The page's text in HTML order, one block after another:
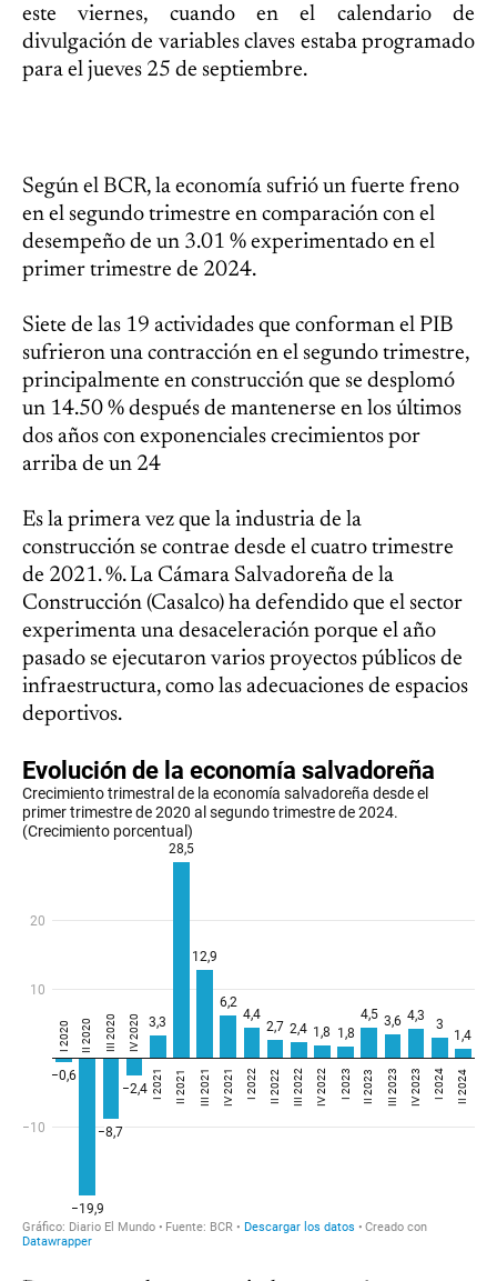
este viernes, cuando en el calendario de
divulgación de variables claves estaba programado
para el jueves 25 de septiembre.
Según el BCR, la economía sufrió un fuerte freno
en el segundo trimestre en comparación con el
desempeño de un 3.01 % experimentado en el
primer trimestre de 2024.
Siete de las 19 actividades que conforman el PIB
sufrieron una contracción en el segundo trimestre,
principalmente en construcción que se desplomó
un 14.50 % después de mantenerse en los últimos
dos años con exponenciales crecimientos por
arriba de un 24
Es la primera vez que la industria de la
construcción se contrae desde el cuatro trimestre
de 2021. %. La Cámara Salvadoreña de la
Construcción (Casalco) ha defendido que el sector
experimenta una desaceleración porque el año
pasado se ejecutaron varios proyectos públicos de
infraestructura, como las adecuaciones de espacios
deportivos.